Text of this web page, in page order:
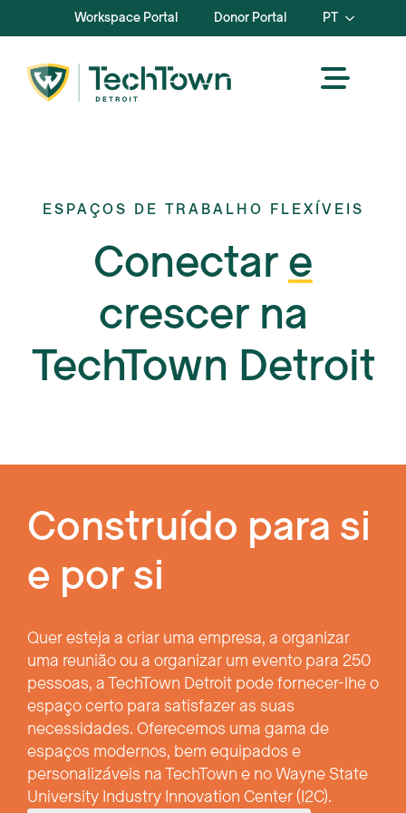
Workspace Portal Donor Portal PT
ESPAÇOS DE TRABALHO FLEXÍVEIS
Conectare
crescer na
TechTown Detroit
Construído para si
e por si
Quer esteja a criar uma empresa, a organizar
uma reunião ou a organizar um evento para 250
pessoas, a TechTown Detroit pode fornecer-lhe o
espaço certo para satisfazer as suas
necessidades. Oferecemos uma gama de
espaços modernos, bem equipados e
personalizáveis na TechTown e no Wayne State
University Industry Innovation Center (I2C).